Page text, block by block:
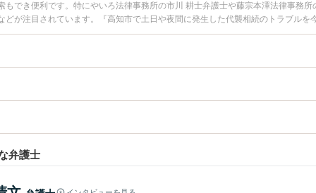
でき便利です。特にやいろ法律事務所の市川 耕士弁護士や藤宗本澤法律事務
が注目されています。『高知市で土日や夜間に発生した代襲相続のトラブル
『初回相談無料で代襲相続を法律相談できる高知市内の弁護士に相談予約し
弁護士